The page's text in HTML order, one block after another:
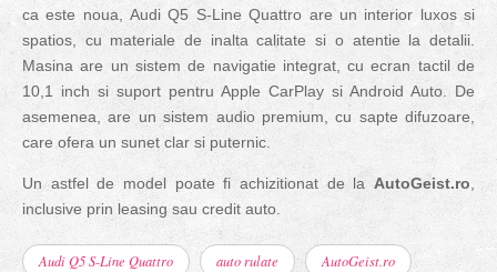
ca este noua,Audi Q5 S-Line Quattro are un interior luxos si
spatios, cu materiale de inalta calitate si o atentie la detalii.
Masina are un sistem de navigatie integrat, cu ecran tactil de
10,1 inch si suport pentru Apple CarPlay si Android Auto. De
asemenea, are un sistem audio premium, cu sapte difuzoare,
care ofera un sunet clar si puternic.
Un astfel de model poate fi achizitionat de la AutoGeist.ro,
inclusive prin leasing sau credit auto.
Audi Q5 S-Line Quattro auto rulate AutoGeist.ro